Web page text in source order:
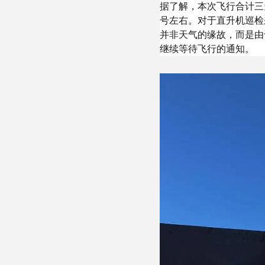
据了解，本次飞行合计
号左右。对于直升机巡
并非天气的缘故，而是
继续等待飞行的通知。